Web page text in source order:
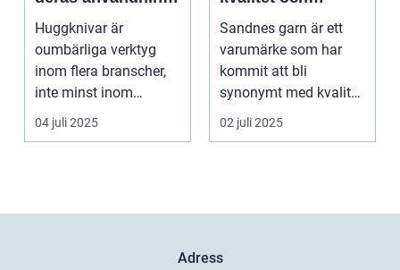
och betydelse
Huggknivar är
oumbärliga verktyg
inom flera branscher,
inte minst inom
skogsindustrin och ...
04 juli 2025
tradition
Sandnes garn är ett
varumärke som har
kommit att bli
synonymt med kvalitet
och tradition i...
02 juli 2025
Adress